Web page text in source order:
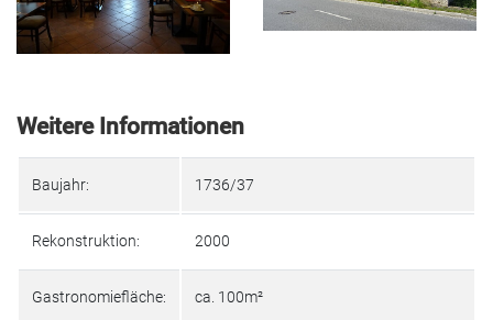
Weitere Informationen
Baujahr: 1736/37
Rekonstruktion: 2000
Gastronomiefläche: ca. 100m²